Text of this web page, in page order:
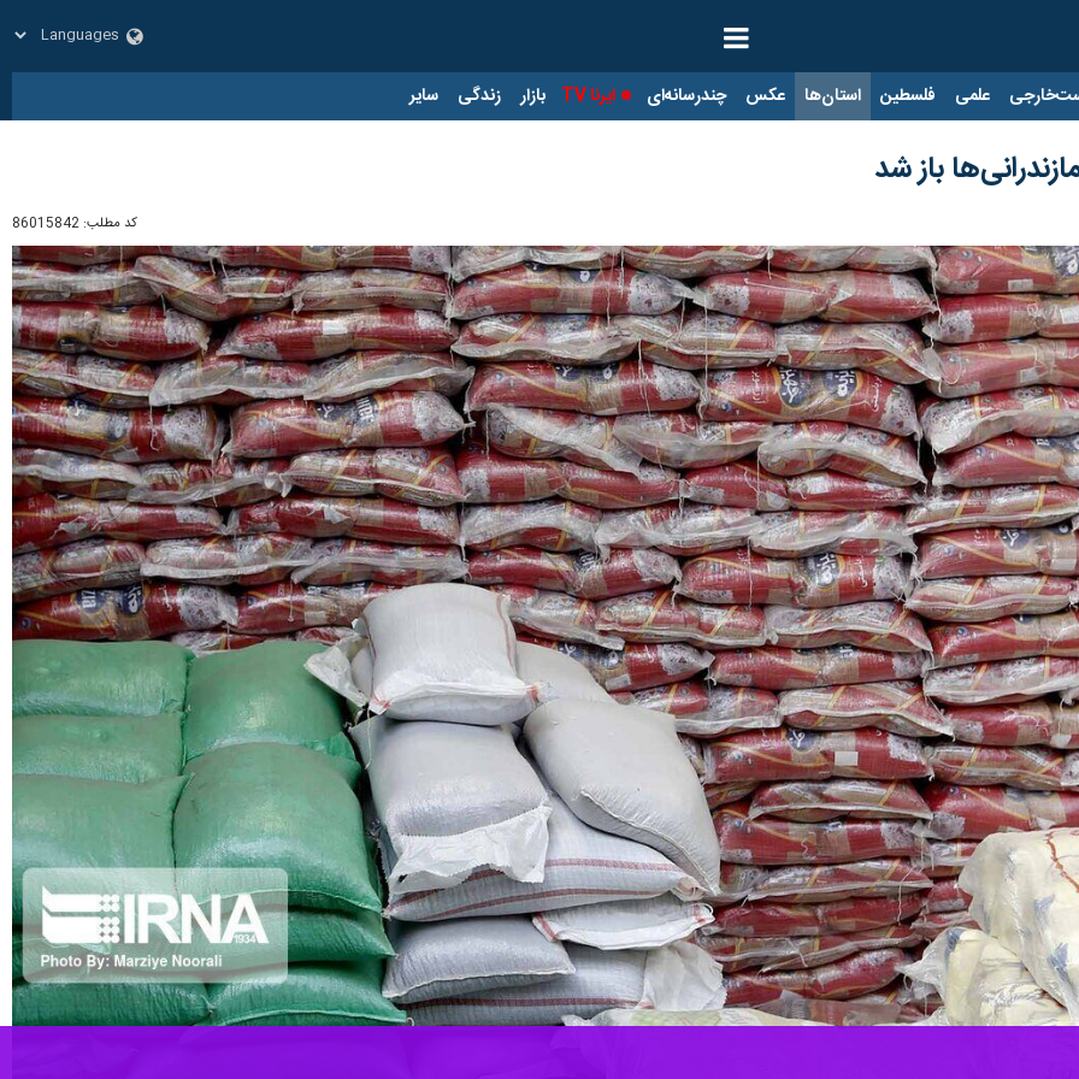
علمی فلسطین استان‌ها عکس چندرسانه‌ای ایرنا TV بازار زندگی سایر
باز شد
کد مطلب: 86015842